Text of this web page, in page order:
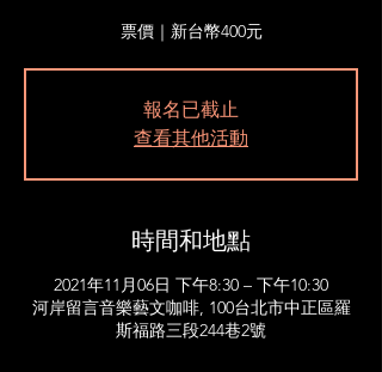
票價｜新台幣400元
報名已截止
查看其他活動
時間和地點
2021年11月06日 下午8:30 – 下午10:30
河岸留言音樂藝文咖啡, 100台北市中正區羅
斯福路三段244巷2號